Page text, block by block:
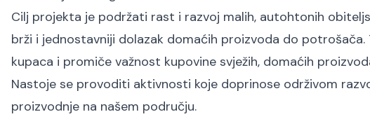
Cilj projekta je podržati rast i razvoj malih, autohtonih
brži i jednostavniji dolazak domaćih proizvoda do
kupaca i promiče važnost kupovine svježih, domaćih
Nastoje se provoditi aktivnosti koje doprinose održivom
proizvodnje na našem području.